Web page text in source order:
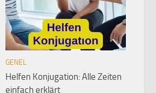
GENEL
Helfen Konjugation: Alle Zeiten
einfach erklärt